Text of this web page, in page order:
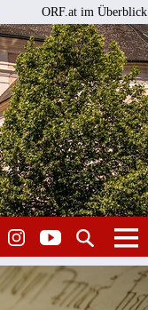
ORF.at im Überblick